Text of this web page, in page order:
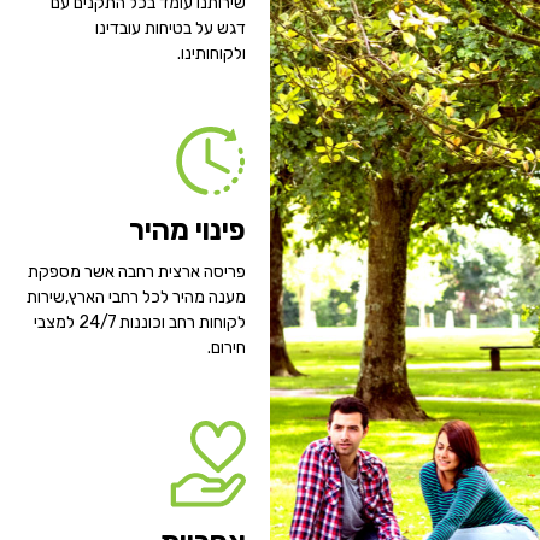
דגש על בטיחות עובדינו
ולקוחותינו.
פינוי מהיר
פריסה ארצית רחבה אשר מספקת
מענה מהיר לכל רחבי הארץ,שירות
לקוחות רחב וכוננות 24/7 למצבי
חירום.